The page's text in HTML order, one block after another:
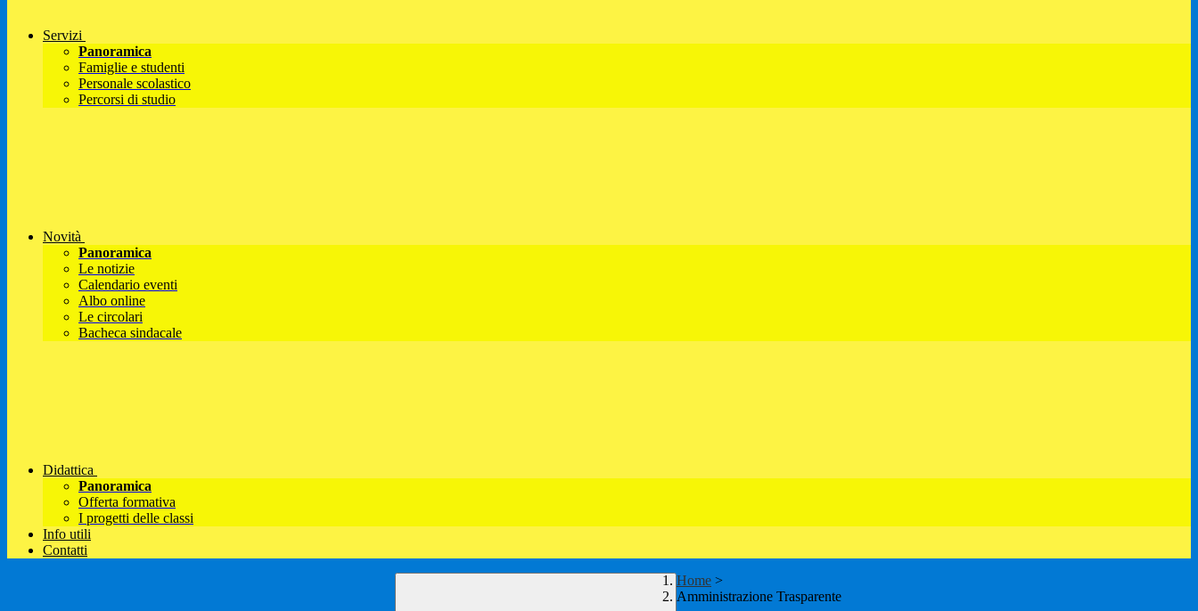
Servizi
Panoramica
Famiglie e studenti
Personale scolastico
Percorsi di studio
Novità
Panoramica
Le notizie
Calendario eventi
Albo online
Le circolari
Bacheca sindacale
Didattica
Panoramica
Offerta formativa
I progetti delle classi
Info utili
Contatti
Home >
Amministrazione Trasparente